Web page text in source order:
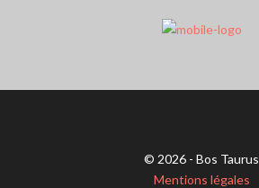
© 2026 - Bos Taurus
Mentions légales